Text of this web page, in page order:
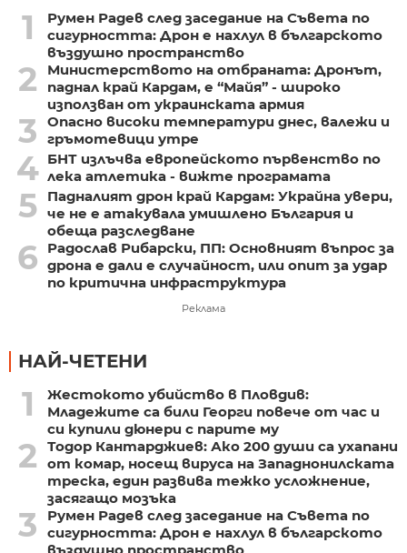
1
Румен Радев след заседание на Съвета по
сигурността: Дрон е нахлул в българското
въздушно пространство
2
Министерството на отбраната: Дронът,
паднал край Кардам, е “Майя” - широко
използван от украинската армия
3
Опасно високи температури днес, валежи и
гръмотевици утре
4 БНТ излъчва европейското първенство по
лека атлетика - вижте програмата
5
Падналият дрон край Кардам: Украйна увери,
че не е атакувала умишлено България и
обеща разследване
6
Радослав Рибарски, ПП: Основният въпрос за
дрона е дали е случайност, или опит за удар
по критична инфраструктура
Реклама
НАЙ-ЧЕТЕНИ
1
Жестокото убийство в Пловдив:
Младежите са били Георги повече от час и
си купили дюнери с парите му
2
Тодор Кантарджиев: Ако 200 души са ухапани
от комар, носещ вируса на Западнонилската
треска, един развива тежко усложнение,
засягащо мозъка
3
Румен Радев след заседание на Съвета по
сигурността: Дрон е нахлул в българското